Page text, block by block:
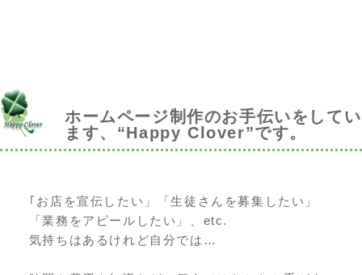
ホームページ制作のお手伝いをしてい
ます、“Happy Clover”です。
｢お店を宣伝したい」「生徒さんを募集したい」
「業務をアピールしたい」、etc.
気持ちはあるけれど自分では…